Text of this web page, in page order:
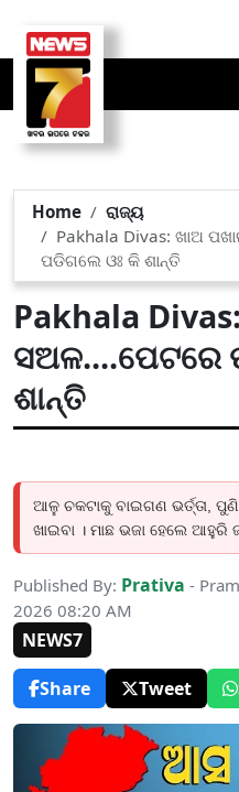
Home
ରାଜ୍ୟ
Pakhala Divas: ଖାଅ
ପଡିଗଲେ ଓଃ କି ଶାନ୍ତି
Pakhala
ସଅଳ....ପେଟରେ
ଶାନ୍ତି
ଆଳୁ ଚକଟାକୁ ବାଇଗଣ ଭର୍ତ୍ତା,
ଖାଇବା । ମାଛ ଭଜା ହେଲେ ଆହୁରି
Published By: Prativa -
2026 08:20 AM
NEWS7
Share
Tweet